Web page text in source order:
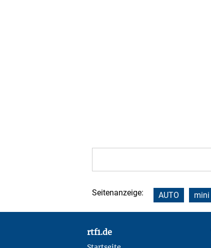
Seitenanzeige: AUTO mini
rtf1.de